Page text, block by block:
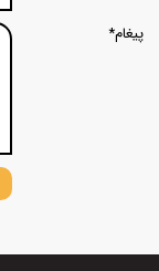
پیغام*